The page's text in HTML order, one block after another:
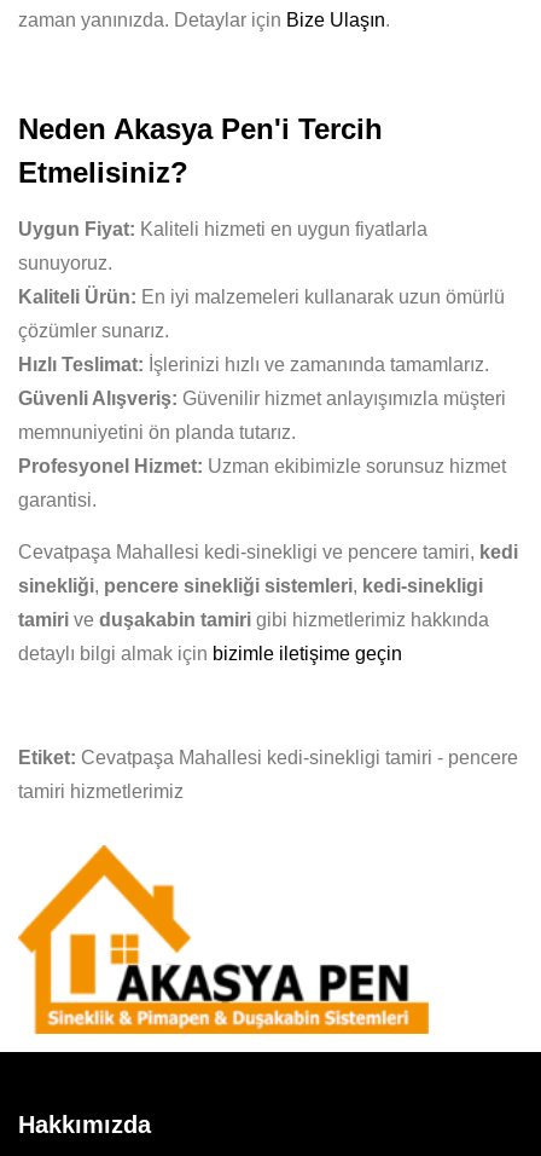
zaman yanınızda. Detaylar için Bize Ulaşın.
Neden Akasya Pen'i Tercih
Etmelisiniz?
Uygun Fiyat: Kaliteli hizmeti en uygun fiyatlarla
sunuyoruz.
Kaliteli Ürün: En iyi malzemeleri kullanarak uzun ömürlü
çözümler sunarız.
Hızlı Teslimat: İşlerinizi hızlı ve zamanında tamamlarız.
Güvenli Alışveriş: Güvenilir hizmet anlayışımızla müşteri
memnuniyetini ön planda tutarız.
Profesyonel Hizmet: Uzman ekibimizle sorunsuz hizmet
garantisi.
Cevatpaşa Mahallesi kedi-sinekligi ve pencere tamiri, kedi
sinekliği, pencere sinekliği sistemleri, kedi-sinekligi
tamiri ve duşakabin tamiri gibi hizmetlerimiz hakkında
detaylı bilgi almak için bizimle iletişime geçin
Etiket: Cevatpaşa Mahallesi kedi-sinekligi tamiri - pencere
tamiri hizmetlerimiz
Hakkımızda